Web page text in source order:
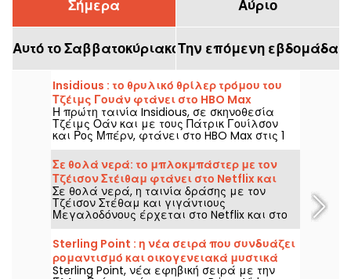
Σήμερα Αύριο
Αυτό το ΣαββατοκύριακοΤην επόμενη εβδομάδα
Insidious : το θρυλικό θρίλερ τρόμου του
Τζέιμς Γουάν φτάνει στο HBO Max
Η πρώτη ταινία Insidious, σε σκηνοθεσία
Τζέιμς Οάν και με τους Πάτρικ Γουίλσον
και Ρος Μπέρν, φτάνει στο HBO Max στις 1
Αυγούστου 2026.
Σε θολά νερά: το μπλοκμπάστερ με τον
Τζέισον Στέιθαμ φτάνει στο Netflix και
στο HBO Max
Σε θολά νερά, η ταινία δράσης με τον
Τζέισον Στέθαμ και γιγάντιους
Μεγαλοδόνους έρχεται στο Netflix και στο
HBO Max στις 2 Αυγούστου 2026.
Sterling Point : η νέα σειρά που συνδυάζει
ρομαντισμό και οικογενειακά μυστικά
έρχεται στο Prime Video
Sterling Point, νέα εφηβική σειρά με την